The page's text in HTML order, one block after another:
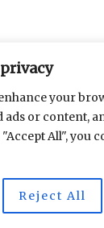
your
ads or content,
All", you
Reject All